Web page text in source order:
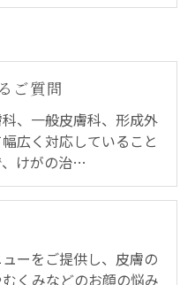
ご質問
、一般皮膚科、形成外
広く対応していること
けがの治…
ーをご提供し、皮膚の
くみなどのお顔の悩み